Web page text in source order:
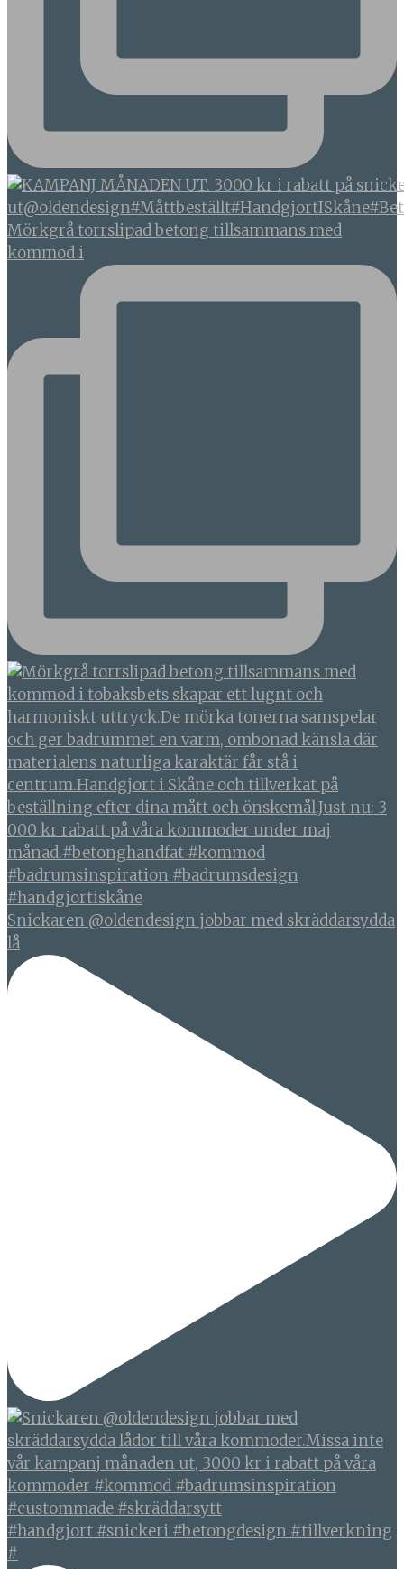
Mörkgrå torrslipad betong tillsammans med
kommod i
Snickaren @oldendesign jobbar med skräddarsydda
lå
#handgjort #snickeri #betongdesign #tillverkning
#